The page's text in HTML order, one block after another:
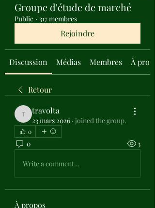
Groupe d'étude de marché
Public · 317 membres
Rejoindre
Discussion Médias Membres À
Retour
travolta
travolta
23 mars 2026 · joined the group.
0
0 3
Write a comment...
À propos